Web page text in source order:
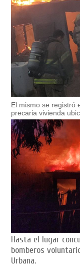
El mismo se registró
precaria vivienda
Hasta el lugar
bomberos
Urbana.